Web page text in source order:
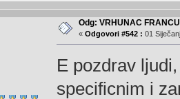
Odg: VRHUNAC
« Odgovori #542 : 01
E pozdrav
specificnim i